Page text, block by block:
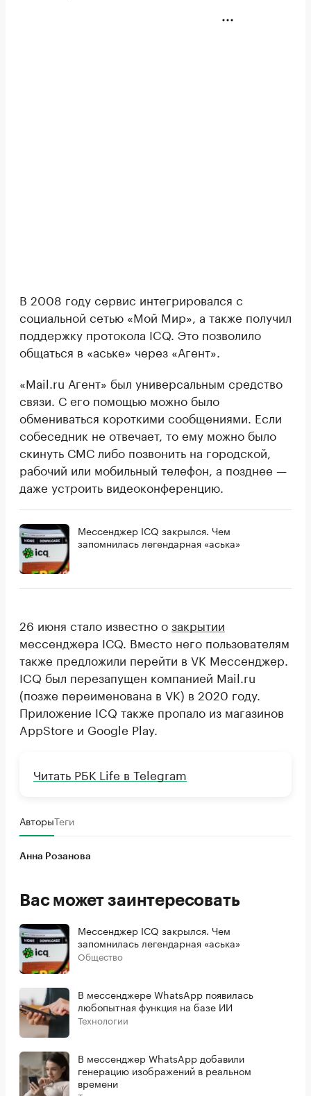
В 2008 году сервис интегрировался с
социальной сетью «Мой Мир», а также получил
поддержку протокола ICQ. Это позволило
общаться в «аське» через «Агент».
«Mail.ru Агент» был универсальным средство
связи. С его помощью можно было
обмениваться короткими сообщениями. Если
собеседник не отвечает, то ему можно было
скинуть СМС либо позвонить на городской,
рабочий или мобильный телефон, а позднее —
даже устроить видеоконференцию.
Мессенджер ICQ закрылся. Чем
запомнилась легендарная «аська»
26 июня стало известно озакрытии
мессенджера IСQ. Вместо него пользователям
также предложили перейти в VK Мессенджер.
ICQ был перезапущен компанией Mail.ru
(позже переименована в VK) в 2020 году.
Приложение ICQ также пропало из магазинов
AppStore и Google Play.
Читать РБК Life в Telegram
АвторыТеги
Анна Розанова
Вас может заинтересовать
Мессенджер ICQ закрылся. Чем
запомнилась легендарная «аська»
Общество
В мессенджере WhatsApp появилась
любопытная функция на базе ИИ
Технологии
В мессенджер WhatsApp добавили
генерацию изображений в реальном
времени